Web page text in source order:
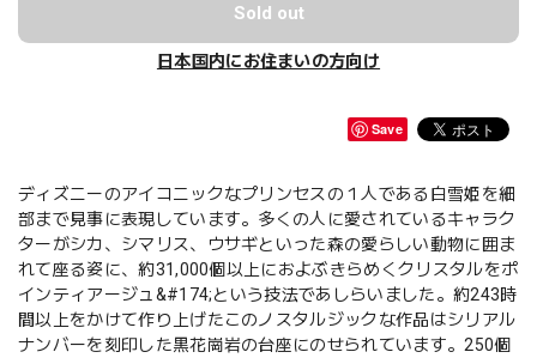
Sold out
日本国内にお住まいの方向け
Save
ディズニーのアイコニックなプリンセスの１人である白雪姫を細
部まで見事に表現しています。多くの人に愛されているキャラク
ターがシカ、シマリス、ウサギといった森の愛らしい動物に囲ま
れて座る姿に、約31,000個以上におよぶきらめくクリスタルをポ
インティアージュ&#174;という技法であしらいました。約243時
間以上をかけて作り上げたこのノスタルジックな作品はシリアル
ナンバーを刻印した黒花崗岩の台座にのせられています。250個